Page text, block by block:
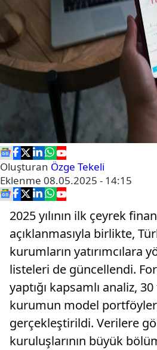
Oluşturan Özge Tekeli
Eklenme 08.05.2025 - 14:15
2025 yılının ilk çeyrek
açıklanmasıyla birlikte,
kurumların yatırımcılara
listeleri de güncellendi.
yaptığı kapsamlı analiz, 30
kurumun model
gerçekleştirildi. Verilere
kuruluşlarının büyük